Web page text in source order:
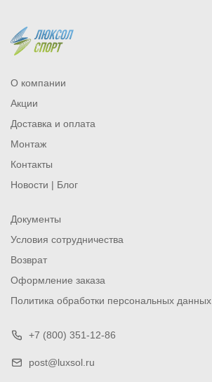
О компании
Акции
Доставка и оплата
Монтаж
Контакты
Новости | Блог
Документы
Условия сотрудничества
Возврат
Оформление заказа
Политика обработки персональных данных
+7 (800) 351-12-86
post@luxsol.ru